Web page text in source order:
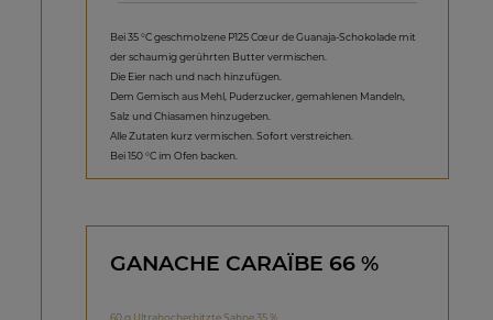
Bei 35 °C geschmolzene P125 Cœur de Guanaja-Schokolade mit
der schaumig gerührten Butter vermischen.
Die Eier nach und nach hinzufügen.
Dem Gemisch aus Mehl, Puderzucker, gemahlenen Mandeln,
Salz und Chiasamen hinzugeben.
Alle Zutaten kurz vermischen. Sofort verstreichen.
Bei 150 °C im Ofen backen.
GANACHE CARAÏBE 66 %
60 g Ultrahocherhitzte Sahne 35 %